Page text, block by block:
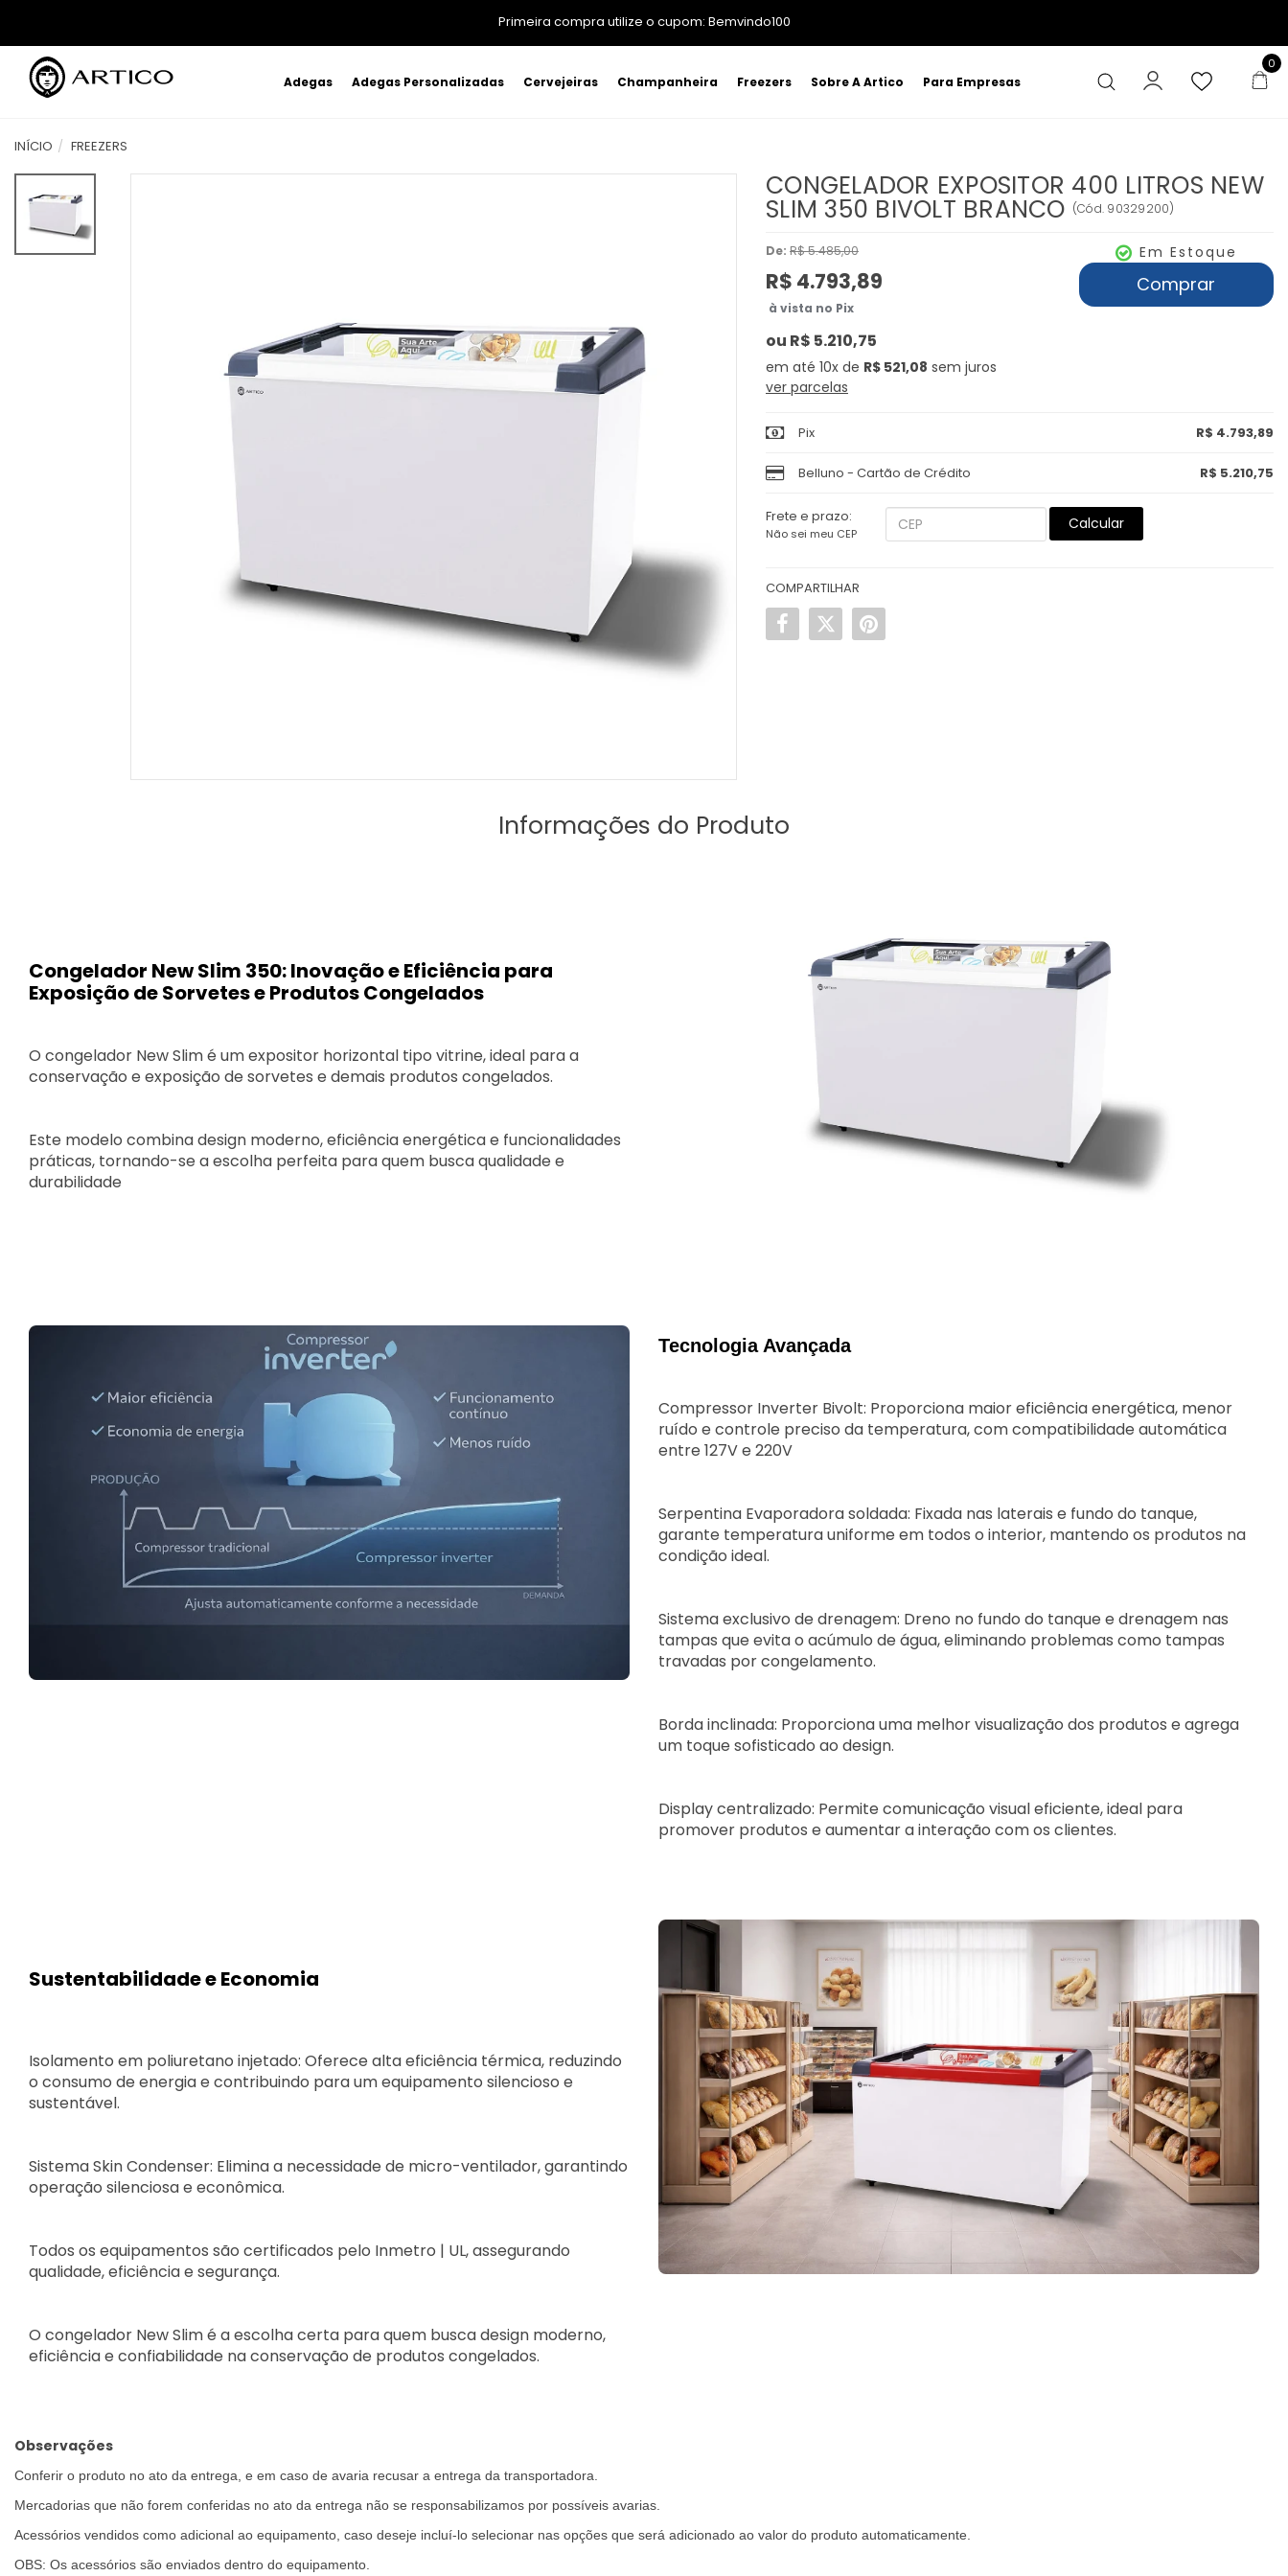
8% OFF para compras no Pix
Adegas Adegas Personalizadas Cervejeiras Champanheira Freezers Sobre A Artico Para Empresas
0
INÍCIO FREEZERS
CONGELADOR EXPOSITOR 400 LITROS NEW
SLIM 350 BIVOLT BRANCO (Cód. 90329200)
De: R$ 5.485,00
R$ 4.793,89
à vista no Pix
ou R$ 5.210,75
10x de R$ 521,08 sem juros
ver parcelas
Em Estoque
Comprar
Pix R$ 4.793,89
Belluno - Cartão de Crédito R$ 5.210,75
Frete e prazo:
Não sei meu CEP
Calcular
COMPARTILHAR
Informações do Produto
Congelador New Slim 350: Inovação e Eficiência para
Exposição de Sorvetes e Produtos Congelados
O congelador New Slim é um expositor horizontal tipo vitrine, ideal para a
conservação e exposição de sorvetes e demais produtos congelados.
Este modelo combina design moderno, eficiência energética e funcionalidades
práticas, tornando-se a escolha perfeita para quem busca qualidade e
durabilidade
Tecnologia Avançada
Compressor Inverter Bivolt: Proporciona maior eficiência energética, menor
ruído e controle preciso da temperatura, com compatibilidade automática
entre 127V e 220V
Serpentina Evaporadora soldada: Fixada nas laterais e fundo do tanque,
garante temperatura uniforme em todos o interior, mantendo os produtos na
condição ideal.
Sistema exclusivo de drenagem: Dreno no fundo do tanque e drenagem nas
tampas que evita o acúmulo de água, eliminando problemas como tampas
travadas por congelamento.
Borda inclinada: Proporciona uma melhor visualização dos produtos e agrega
um toque sofisticado ao design.
Display centralizado: Permite comunicação visual eficiente, ideal para
promover produtos e aumentar a interação com os clientes.
Sustentabilidade e Economia
Isolamento em poliuretano injetado: Oferece alta eficiência térmica, reduzindo
o consumo de energia e contribuindo para um equipamento silencioso e
sustentável.
Sistema Skin Condenser: Elimina a necessidade de micro-ventilador, garantindo
operação silenciosa e econômica.
Todos os equipamentos são certificados pelo Inmetro | UL, assegurando
qualidade, eficiência e segurança.
O congelador New Slim é a escolha certa para quem busca design moderno,
eficiência e confiabilidade na conservação de produtos congelados.
Observações
Conferir o produto no ato da entrega, e em caso de avaria recusar a entrega da transportadora.
Mercadorias que não forem conferidas no ato da entrega não se responsabilizamos por possíveis avarias.
Acessórios vendidos como adicional ao equipamento, caso deseje incluí-lo selecionar nas opções que será adicionado ao valor do produto automaticamente.
OBS: Os acessórios são enviados dentro do equipamento.